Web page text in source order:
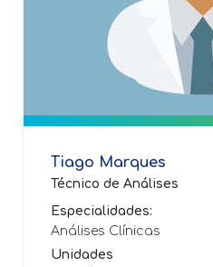
Tiago Marques
Técnico de Análises
Especialidades:
Análises Clínicas
Unidades